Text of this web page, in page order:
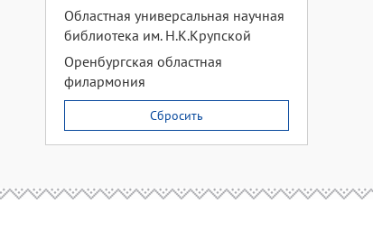
Областная универсальная научная
библиотека им. Н.К.Крупской
Оренбургская областная
филармония
Сбросить